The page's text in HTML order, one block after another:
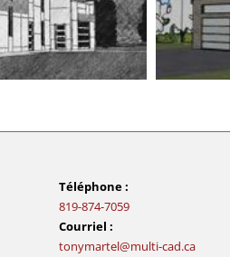
Téléphone :
819-874-7059
Courriel :
tonymartel@multi-cad.ca